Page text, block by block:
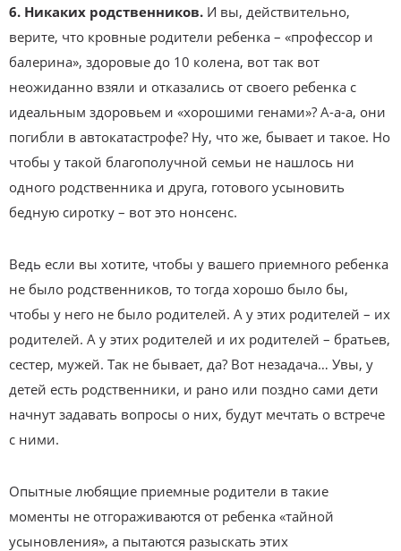
6. Никаких родственников. И вы, действительно,
верите, что кровные родители ребенка – «профессор и
балерина», здоровые до 10 колена, вот так вот
неожиданно взяли и отказались от своего ребенка с
идеальным здоровьем и «хорошими генами»? А-а-а, они
погибли в автокатастрофе? Ну, что же, бывает и такое. Но
чтобы у такой благополучной семьи не нашлось ни
одного родственника и друга, готового усыновить
бедную сиротку – вот это нонсенс.
Ведь если вы хотите, чтобы у вашего приемного ребенка
не было родственников, то тогда хорошо было бы,
чтобы у него не было родителей. А у этих родителей – их
родителей. А у этих родителей и их родителей – братьев,
сестер, мужей. Так не бывает, да? Вот незадача… Увы, у
детей есть родственники, и рано или поздно сами дети
начнут задавать вопросы о них, будут мечтать о встрече
с ними.
Опытные любящие приемные родители в такие
моменты не отгораживаются от ребенка «тайной
усыновления», а пытаются разыскать этих